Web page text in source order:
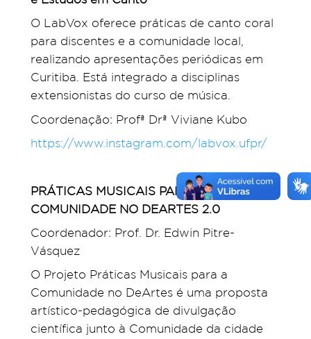
O LabVox oferece práticas de canto coral
para discentes e a comunidade local,
realizando apresentações periódicas em
Curitiba. Está integrado a disciplinas
extensionistas do curso de música.
Coordenação: Profª Drª Viviane Kubo
https://www.instagram.com/labvox.ufpr/
PRÁTICAS MUSICAIS PARA A
COMUNIDADE NO DEARTES 2.0
Coordenador: Prof. Dr. Edwin Pitre-
Vásquez
O Projeto Práticas Musicais para a
Comunidade no DeArtes é uma proposta
artístico-pedagógica de divulgação
científica junto à Comunidade da cidade